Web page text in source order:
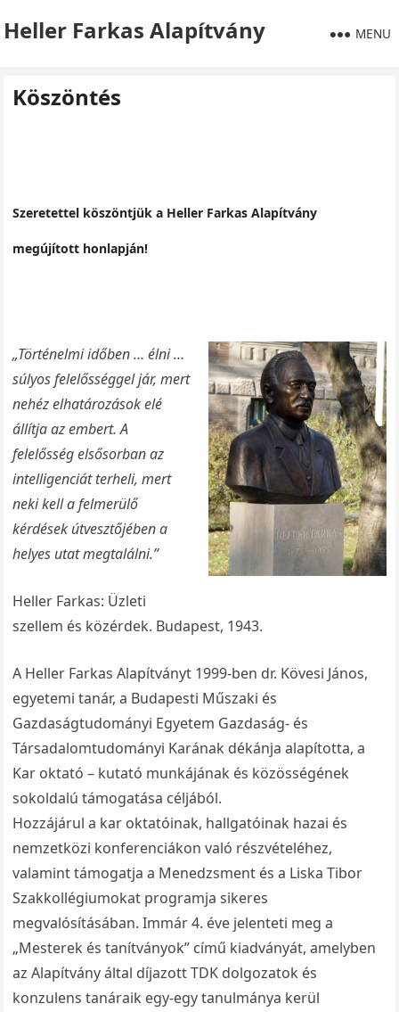
Heller Farkas Alapítvány MENU
Köszöntés
Szeretettel köszöntjük a Heller Farkas Alapítvány
megújított honlapján!
„Történelmi időben … élni …
súlyos felelősséggel jár, mert
nehéz elhatározások elé
állítja az embert. A
felelősség elsősorban az
intelligenciát terheli, mert
neki kell a felmerülő
kérdések útvesztőjében a
helyes utat megtalálni.”
Heller Farkas: Üzleti
szellem és közérdek. Budapest, 1943.
A Heller Farkas Alapítványt 1999-ben dr. Kövesi János,
egyetemi tanár, a Budapesti Műszaki és
Gazdaságtudományi Egyetem Gazdaság- és
Társadalomtudományi Karának dékánja alapította, a
Kar oktató – kutató munkájának és közösségének
sokoldalú támogatása céljából.
Hozzájárul a kar oktatóinak, hallgatóinak hazai és
nemzetközi konferenciákon való részvételéhez,
valamint támogatja a Menedzsment és a Liska Tibor
Szakkollégiumokat programja sikeres
megvalósításában. Immár 4. éve jelenteti meg a
„Mesterek és tanítványok” című kiadványát, amelyben
az Alapítvány által díjazott TDK dolgozatok és
konzulens tanáraik egy-egy tanulmánya kerül